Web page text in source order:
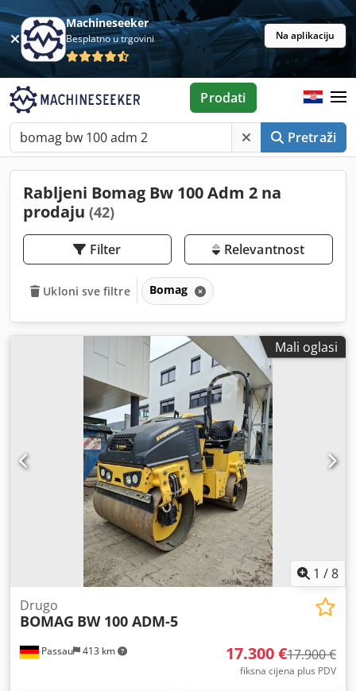
Machineseeker
Besplatno u trgovini Na aplikaciju
Pretraži
Prodati
Rabljeni Bomag Bw 100 Adm 2 na
prodaju (42)
Filter Relevantnost
Ukloni sve filtre Bomag
Mali oglasi
1 /8
Passau 413 km
Drugo
BOMAG BW 100 ADM-5
17.300 €17.900 €
fiksna cijena plus PDV